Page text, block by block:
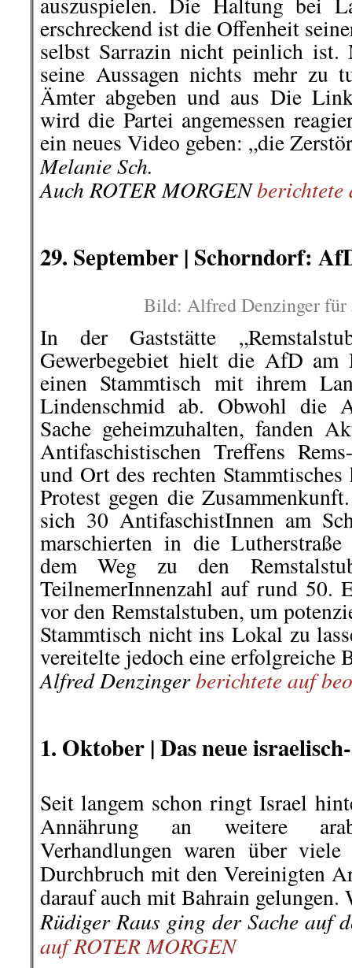
erschreckend ist die Offenheit
selbst Sarrazin nicht peinlich
seine Aussagen nichts mehr zu
Ämter abgeben und aus Die
wird die Partei angemessen
ein neues Video geben: „die
Melanie Sch.
Auch ROTER MORGEN
29. September | Schorndorf:
Bild: Alfred Denzinger für
In der Gaststätte
Gewerbegebiet hielt die AfD am
einen Stammtisch mit ihrem
Lindenschmid ab. Obwohl die
Sache geheimzuhalten, fanden
Antifaschistischen Treffens
und Ort des rechten
Protest gegen die
sich 30 AntifaschistInnen am
marschierten in die
dem Weg zu den
TeilnemerInnenzahl auf rund 50.
vor den Remstalstuben, um
Stammtisch nicht ins Lokal zu
vereitelte jedoch eine erfolgreiche
Alfred Denzingerberichtete auf
1. Oktober |Das neue
Seit langem schon ringt Israel
Annährung an weitere
Verhandlungen waren über
Durchbruch mit den Vereinigten
darauf auch mit Bahrain gelungen.
Rüdiger Raus ging der Sache auf
auf ROTER MORGEN